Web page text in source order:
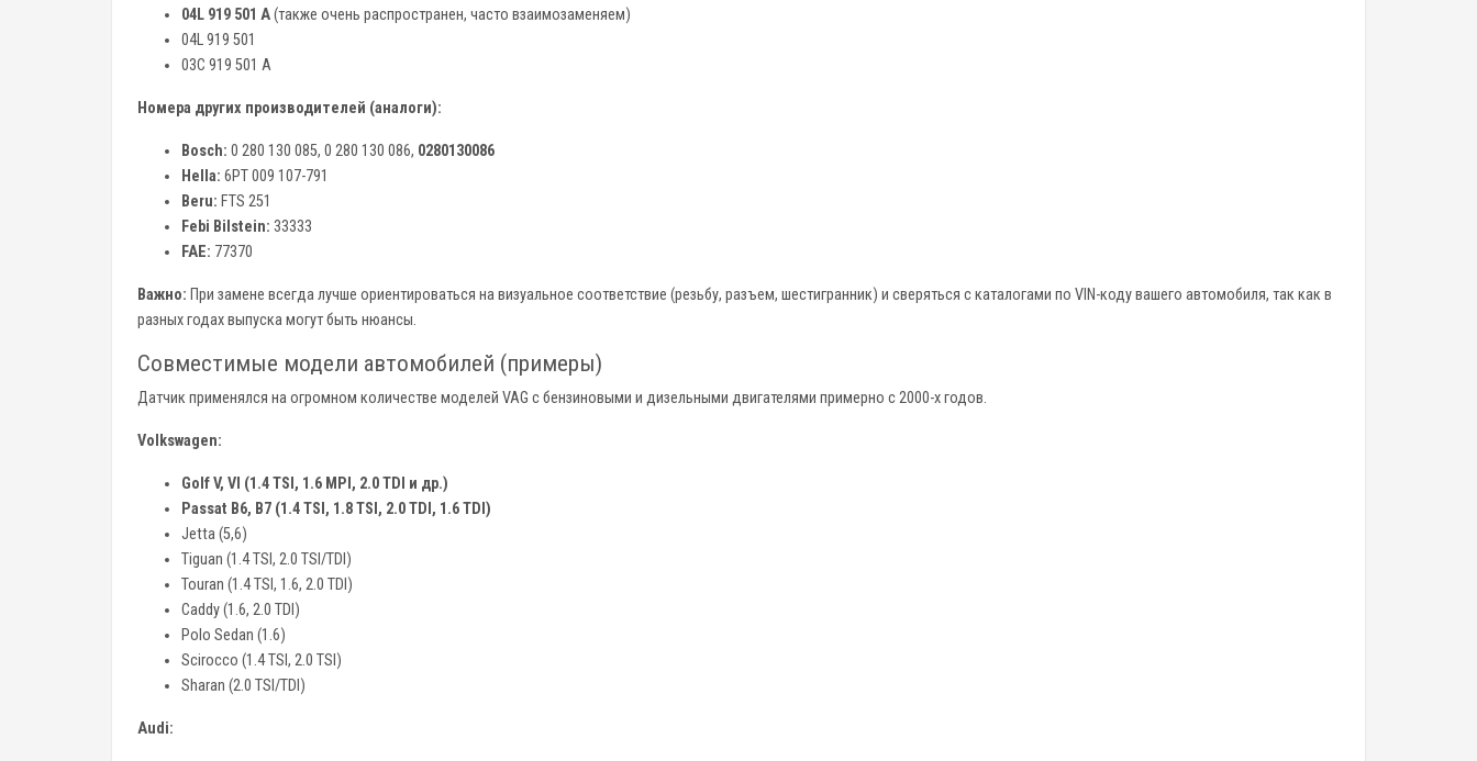
04L 919 501 A(также очень распространен, часто взаимозаменяем)
04L 919 501
03C 919 501 A
Номера других производителей (аналоги):
Bosch: 0 280 130 085, 0 280 130 086, 0280130086
Hella: 6PT 009 107-791
Beru: FTS 251
Febi Bilstein: 33333
FAE: 77370
Важно: При замене всегда лучше ориентироваться на визуальное соответствие (резьбу, разъем, шестигранник) и сверяться с каталогами по VIN-коду вашего автомобиля, так как в
разных годах выпуска могут быть нюансы.
Совместимые модели автомобилей (примеры)
Датчик применялся на огромном количестве моделей VAG с бензиновыми и дизельными двигателями примерно с 2000-х годов.
Volkswagen:
Golf V, VI (1.4 TSI, 1.6 MPI, 2.0 TDI и др.)
Passat B6, B7 (1.4 TSI, 1.8 TSI, 2.0 TDI, 1.6 TDI)
Jetta (5,6)
Tiguan (1.4 TSI, 2.0 TSI/TDI)
Touran (1.4 TSI, 1.6, 2.0 TDI)
Caddy (1.6, 2.0 TDI)
Polo Sedan (1.6)
Scirocco (1.4 TSI, 2.0 TSI)
Sharan (2.0 TSI/TDI)
Audi: